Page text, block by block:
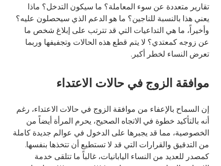
تقارير متعددة عن سوء المعاملة؟ ما سيكون التدخل؟ ماذا
يعني هذا بالنسبة للناجين؟ ما هو الدعم الذي سيحصلون عليه؟
وأخيراً، ما هي التداعيات التي قد تترتب على إبلاغ شخص ما
عن زوجه كمعتدي؟ لا يتم قطع هذه الحالات وتجفيفها وربما
تعرض النساء لخطر أكبر.
موافقة الزوج في حالات الاعتداء
إن السماح بالإعفاء من موافقة الزوج في حالات الاعتداء، رغم
أنه بالتأكيد خطوة في الاتجاه الصحيح، يحرم المرأة أيضاً من
الخصوصية، مما قد يجبرها على الدخول في عوالم جديدة كاملة
من التدقيق والقرارات التي قد لا تستطيع أن تتخذها بنفسها.
كمصدر للعديد من النساء اليابانيات، غالباً ما تتلقى خدمة